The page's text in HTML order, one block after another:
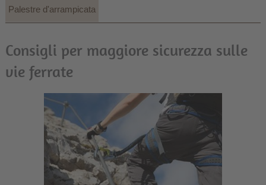
Palestre d'arrampicata
Consigli per maggiore sicurezza sulle
vie ferrate